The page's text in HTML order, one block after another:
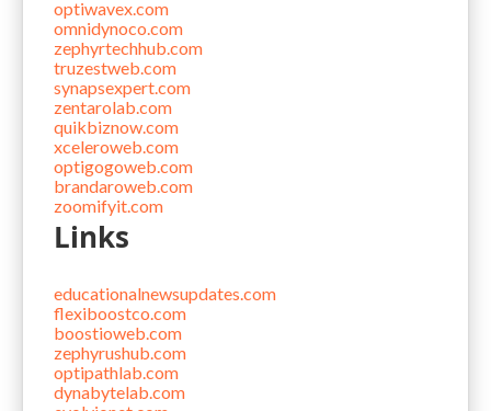
optiwavex.com
omnidynoco.com
zephyrtechhub.com
truzestweb.com
synapsexpert.com
zentarolab.com
quikbiznow.com
xceleroweb.com
optigogoweb.com
brandaroweb.com
zoomifyit.com
Links
educationalnewsupdates.com
flexiboostco.com
boostioweb.com
zephyrushub.com
optipathlab.com
dynabytelab.com